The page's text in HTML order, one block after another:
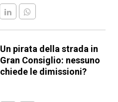
Un pirata della strada in
Gran Consiglio: nessuno
chiede le dimissioni?